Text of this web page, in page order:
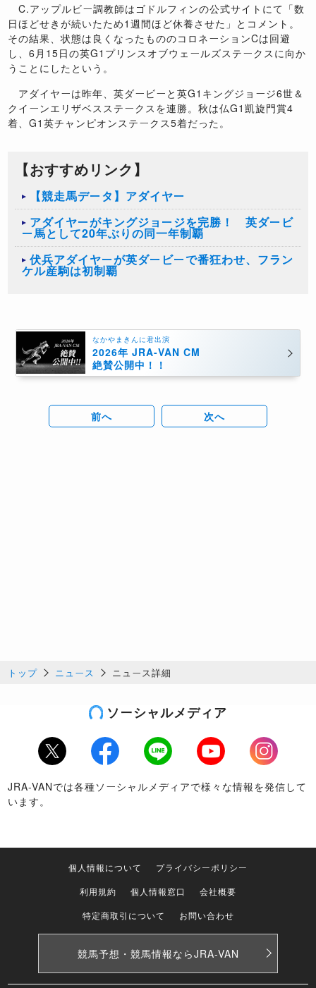
C.アップルビー調教師はゴドルフィンの公式サイトにて「数
日ほどせきが続いたため1週間ほど休養させた」とコメント。
その結果、状態は良くなったもののコロネーションCは回避
し、6月15日の英G1プリンスオブウェールズステークスに向か
うことにしたという。
アダイヤーは昨年、英ダービーと英G1キングジョージ6世＆
クイーンエリザベスステークスを連勝。秋は仏G1凱旋門賞4
着、G1英チャンピオンステークス5着だった。
【おすすめリンク】
【競走馬データ】アダイヤー
アダイヤーがキングジョージを完勝！ 英ダービ
ー馬として20年ぶりの同一年制覇
伏兵アダイヤーが英ダービーで番狂わせ、フラン
ケル産駒は初制覇
なかやまきんに君出演
2026年 JRA-VAN CM
絶賛公開中！！
前へ 次へ
トップ ニュース ニュース詳細
ソーシャルメディア
Twitter Facebook LINE Youtube
Instagram
JRA-VANでは各種ソーシャルメディアで様々な情報を発信して
います。
個人情報について
プライバシーポリシー
利用規約
個人情報窓口
会社概要
特定商取引について
お問い合わせ
競馬予想・競馬情報ならJRA-VAN